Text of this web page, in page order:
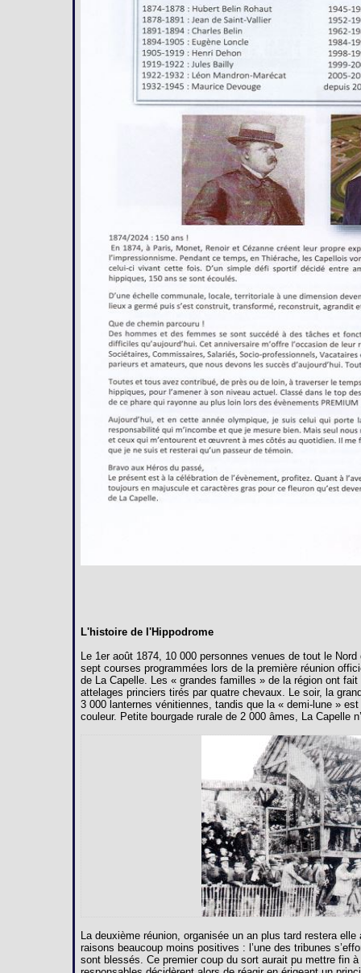
L'histoire de l'Hippodrome
Le 1er août 1874, 10 000 personnes venues de tout le
sept courses programmées lors de la première réunion
de La Capelle. Les « grandes familles » de la région ont
attelages princiers tirés par quatre chevaux. Le soir, la
3 000 lanternes vénitiennes, tandis que la « demi-lune »
couleur. Petite bourgade rurale de 2 000 âmes, La Capelle
La deuxième réunion, organisée un an plus tard restera
raisons beaucoup moins positives : l’une des tribunes
sont blessés. Ce premier coup du sort aurait pu mettre fin à